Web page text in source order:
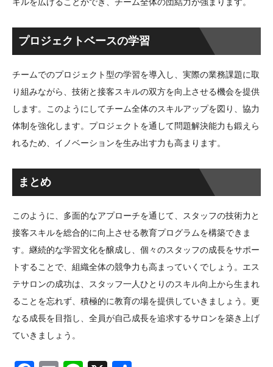
プロジェクトベースの学習
チームでのプロジェクト型の学習を導入し、実際の業務課題に取
り組みながら、技術と接客スキルの双方を向上させる機会を提供
します。このようにしてチーム全体のスキルアップを図り、協力
体制を強化します。プロジェクトを通して問題解決能力も鍛えら
れるため、イノベーションを生み出す力も高まります。
まとめ
このように、多面的なアプローチを通じて、スタッフの技術力と
接客スキルを総合的に向上させる教育プログラムを構築できま
す。継続的な学習文化を醸成し、個々のスタッフの成長をサポー
トすることで、組織全体の競争力も高まっていくでしょう。エス
テサロンの成功は、スタッフ一人ひとりのスキル向上から生まれ
ることを忘れず、積極的に教育の場を提供していきましょう。更
なる成長を目指し、全員が自己成長を追求するサロンを築き上げ
ていきましょう。